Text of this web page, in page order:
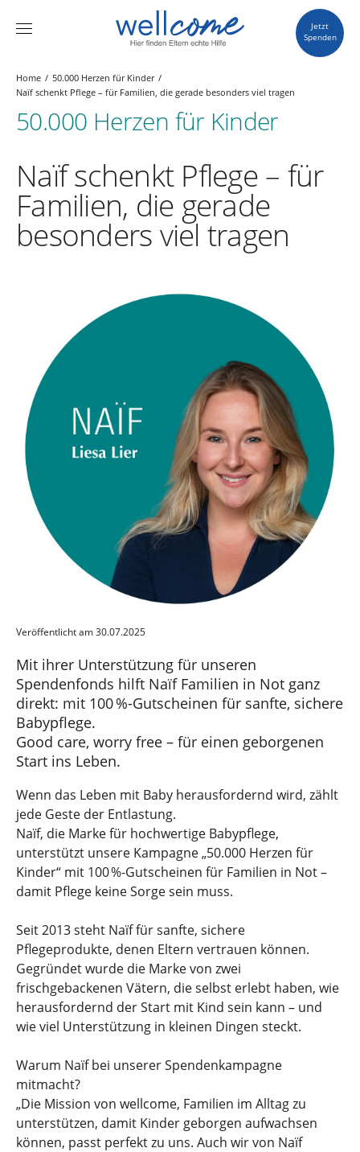
Jetzt
Spenden
Home
50.000 Herzen für Kinder
Naïf schenkt Pflege – für Familien, die gerade besonders viel tragen
50.000 Herzen für Kinder
Naïf schenkt Pflege – für
Familien, die gerade
besonders viel tragen
Veröffentlicht am 30.07.2025
Mit ihrer Unterstützung für unseren
Spendenfonds hilft Naïf Familien in Not ganz
direkt: mit 100 %-Gutscheinen für sanfte, sichere
Babypflege.
Good care, worry free – für einen geborgenen
Start ins Leben.
Wenn das Leben mit Baby herausfordernd wird, zählt
jede Geste der Entlastung.
Naïf, die Marke für hochwertige Babypflege,
unterstützt unsere Kampagne „50.000 Herzen für
Kinder“ mit 100 %-Gutscheinen für Familien in Not –
damit Pflege keine Sorge sein muss.
Seit 2013 steht Naïf für sanfte, sichere
Pflegeprodukte, denen Eltern vertrauen können.
Gegründet wurde die Marke von zwei
frischgebackenen Vätern, die selbst erlebt haben, wie
herausfordernd der Start mit Kind sein kann – und
wie viel Unterstützung in kleinen Dingen steckt.
Warum Naïf bei unserer Spendenkampagne
mitmacht?
„Die Mission von wellcome, Familien im Alltag zu
unterstützen, damit Kinder geborgen aufwachsen
können, passt perfekt zu uns. Auch wir von Naïf